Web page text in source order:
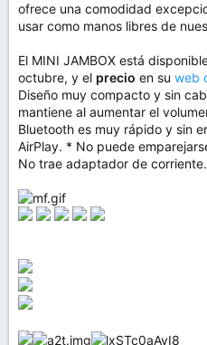
ofrece una comodidad
usar como manos libres de
El MINI JAMBOX está
octubre, y el precio en su web
Diseño muy compacto y sin
mantiene al aumentar el
Bluetooth es muy rápido y sin
AirPlay. * No puede
No trae adaptador de corriente.